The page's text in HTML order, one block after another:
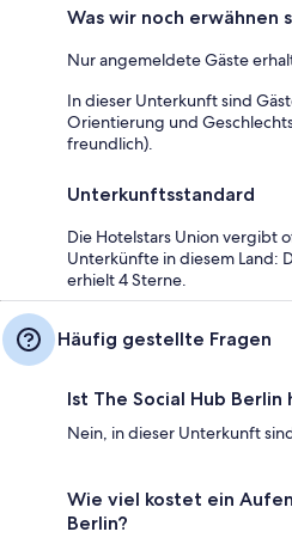
Was wir noch erwähnen
Nur angemeldete Gäste
In dieser Unterkunft sind
Orientierung und
freundlich).
Unterkunftsstandard
Die Hotelstars Union vergibt
Unterkünfte in diesem Land:
erhielt 4 Sterne.
Häufig gestellte Fragen
Ist The Social Hub
Nein, in dieser Unterkunft
Wie viel kostet ein
Berlin?